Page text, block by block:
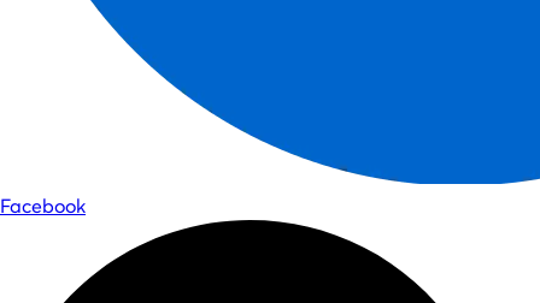
Facebook